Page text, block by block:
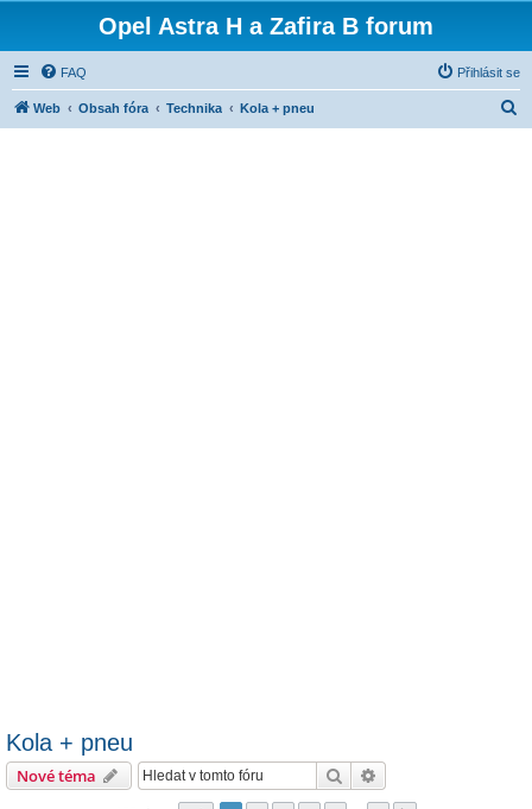
Opel Astra H a Zafira B forum
FAQ Přihlásit se
Web Obsah fóra Technika Kola + pneu
Kola + pneu
Nové téma Hledat